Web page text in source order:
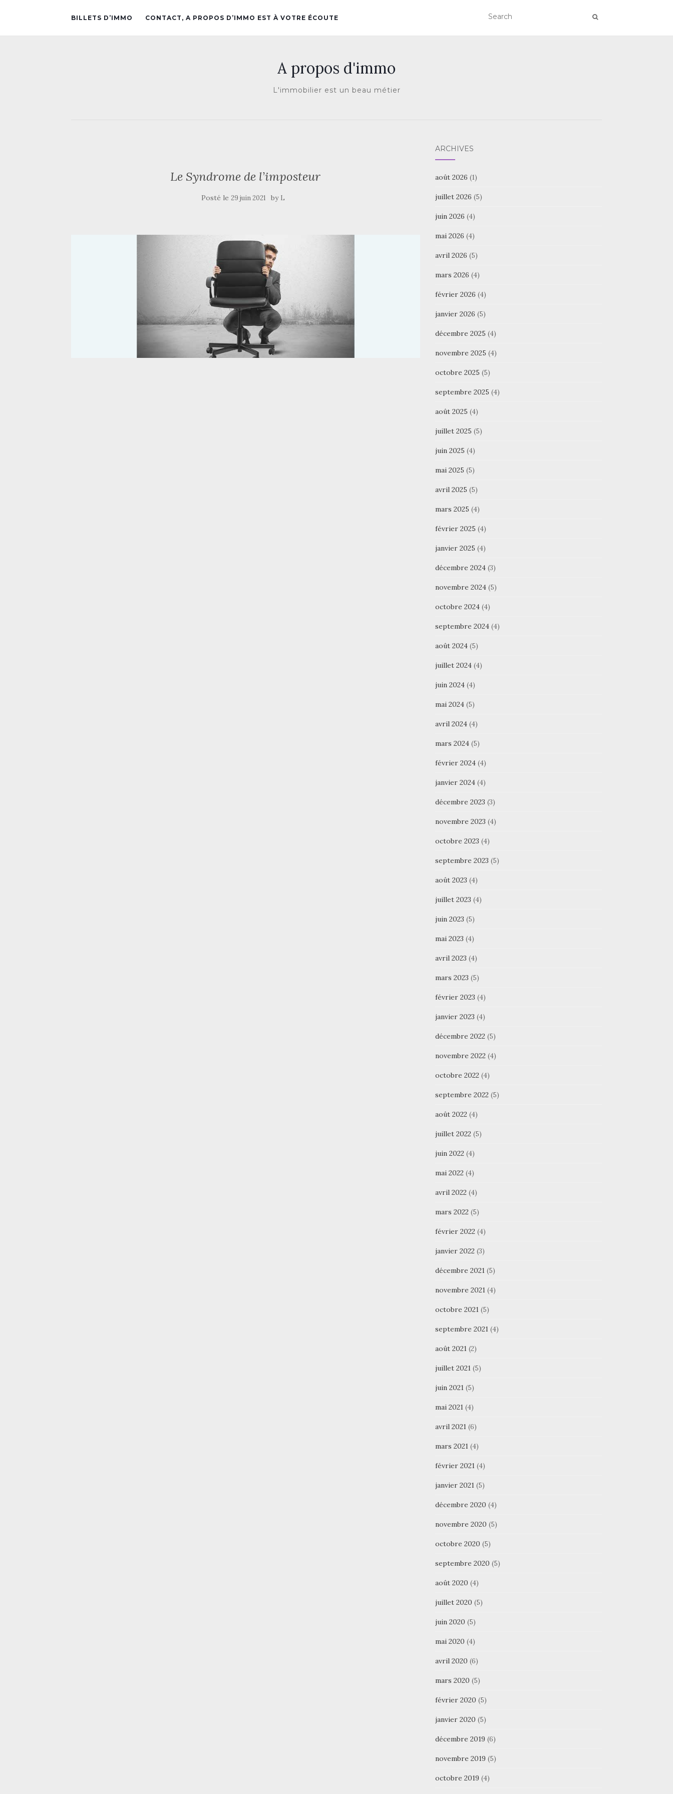
BILLETS D’IMMO CONTACT, A PROPOS D’IMMO EST À VOTRE ÉCOUTE
A propos d'immo
L'immobilier est un beau métier
Le Syndrome de l’imposteur
Posté le 29 juin 2021 by L
ARCHIVES
août 2026 (1)
juillet 2026 (5)
juin 2026 (4)
mai 2026 (4)
avril 2026 (5)
mars 2026 (4)
février 2026 (4)
janvier 2026 (5)
décembre 2025 (4)
novembre 2025 (4)
octobre 2025 (5)
septembre 2025 (4)
août 2025 (4)
juillet 2025 (5)
juin 2025 (4)
mai 2025 (5)
avril 2025 (5)
mars 2025 (4)
février 2025 (4)
janvier 2025 (4)
décembre 2024(3)
novembre 2024(5)
octobre 2024(4)
septembre 2024(4)
août 2024(5)
juillet 2024(4)
juin 2024(4)
mai 2024(5)
avril 2024(4)
mars 2024(5)
février 2024(4)
janvier 2024(4)
décembre 2023 (3)
novembre 2023 (4)
octobre 2023 (4)
septembre 2023 (5)
août 2023 (4)
juillet 2023 (4)
juin 2023 (5)
mai 2023 (4)
avril 2023 (4)
mars 2023 (5)
février 2023 (4)
janvier 2023 (4)
décembre 2022 (5)
novembre 2022 (4)
octobre 2022 (4)
septembre 2022 (5)
août 2022 (4)
juillet 2022 (5)
juin 2022 (4)
mai 2022 (4)
avril 2022 (4)
mars 2022 (5)
février 2022 (4)
janvier 2022 (3)
décembre 2021(5)
novembre 2021(4)
octobre 2021(5)
septembre 2021(4)
août 2021(2)
juillet 2021(5)
juin 2021(5)
mai 2021(4)
avril 2021(6)
mars 2021(4)
février 2021(4)
janvier 2021(5)
décembre 2020 (4)
novembre 2020 (5)
octobre 2020 (5)
septembre 2020 (5)
août 2020 (4)
juillet 2020 (5)
juin 2020 (5)
mai 2020 (4)
avril 2020 (6)
mars 2020 (5)
février 2020 (5)
janvier 2020 (5)
décembre 2019 (6)
novembre 2019 (5)
octobre 2019 (4)